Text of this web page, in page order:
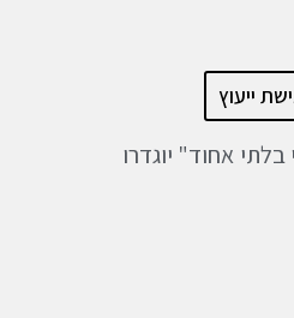
ייעוץ
אחוד" יוגדרו